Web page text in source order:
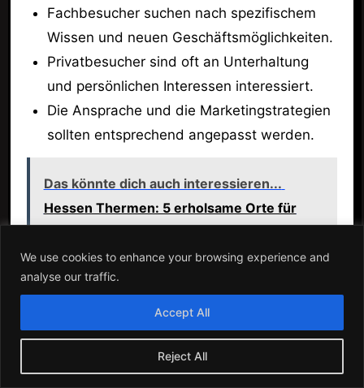
We use cookies to enhance your browsing experience and
analyse our traffic.
Reject All
Accept All
Fachbesucher suchen nach spezifischem
Wissen und neuen Geschäftsmöglichkeiten.
Privatbesucher sind oft an Unterhaltung
und persönlichen Interessen interessiert.
Die Ansprache und die Marketingstrategien
sollten entsprechend angepasst werden.
Das könnte dich auch interessieren...
Hessen Thermen: 5 erholsame Orte für
Ein Beispiel ist eine Messe, die sowohl
Fachbesucher als auch Endverbraucher
anzieht. Die Programmgestaltung muss darauf
abzielen, die Bedürfnisse beider Gruppen zu